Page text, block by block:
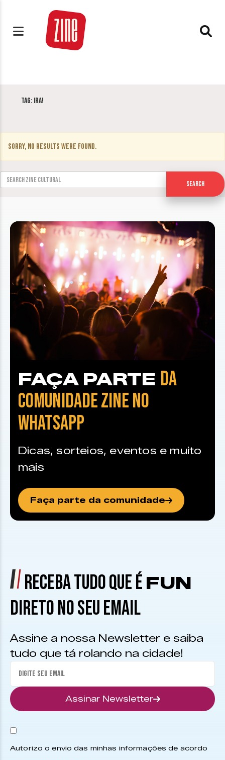
Tag: Ira!
Sorry, no results were found.
Search for:
Search
FAÇA PARTE DA
COMUNIDADE ZINE NO
WHATSAPP
Dicas, sorteios, eventos e muito
mais
Faça parte da comunidade
RECEBA TUDO QUE É FUN
DIRETO NO SEU EMAIL
Assine a nossa Newsletter e saiba
tudo que tá rolando na cidade!
Assinar Newsletter
Autorizo o envio das minhas informações de acordo